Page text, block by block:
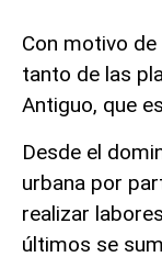
Con motivo
tanto de las
Antiguo, que
Desde el
urbana por
realizar
últimos se